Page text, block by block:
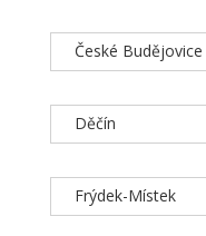
České Budějovice
Děčín
Frýdek-Místek